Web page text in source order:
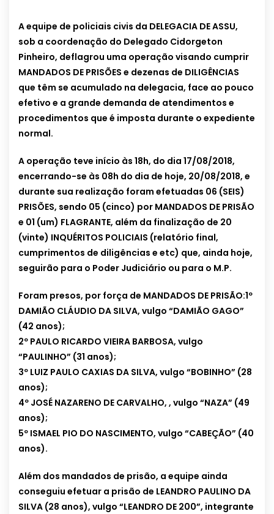
A equipe de policiais civis da DELEGACIA DE ASSU,
sob a coordenação do Delegado Cidorgeton
Pinheiro, deflagrou uma operação visando cumprir
MANDADOS DE PRISÕES e dezenas de DILIGÊNCIAS
que têm se acumulado na delegacia, face ao pouco
efetivo e a grande demanda de atendimentos e
procedimentos que é imposta durante o expediente
normal.
A operação teve início às 18h, do dia 17/08/2018,
encerrando-se às 08h do dia de hoje, 20/08/2018, e
durante sua realização foram efetuadas 06 (SEIS)
PRISÕES, sendo 05 (cinco) por MANDADOS DE PRISÃO
e 01 (um) FLAGRANTE, além da finalização de 20
(vinte) INQUÉRITOS POLICIAIS (relatório final,
cumprimentos de diligências e etc) que, ainda hoje,
seguirão para o Poder Judiciário ou para o M.P.
Foram presos, por força de MANDADOS DE PRISÃO:1º
DAMIÃO CLÁUDIO DA SILVA, vulgo “DAMIÃO GAGO”
(42 anos);
2º PAULO RICARDO VIEIRA BARBOSA, vulgo
“PAULINHO” (31 anos);
3º LUIZ PAULO CAXIAS DA SILVA, vulgo “BOBINHO” (28
anos);
4º JOSÉ NAZARENO DE CARVALHO, , vulgo “NAZA” (49
anos);
5º ISMAEL PIO DO NASCIMENTO, vulgo “CABEÇÃO” (40
anos).
Além dos mandados de prisão, a equipe ainda
conseguiu efetuar a prisão de LEANDRO PAULINO DA
SILVA (28 anos), vulgo “LEANDRO DE 200”, integrante